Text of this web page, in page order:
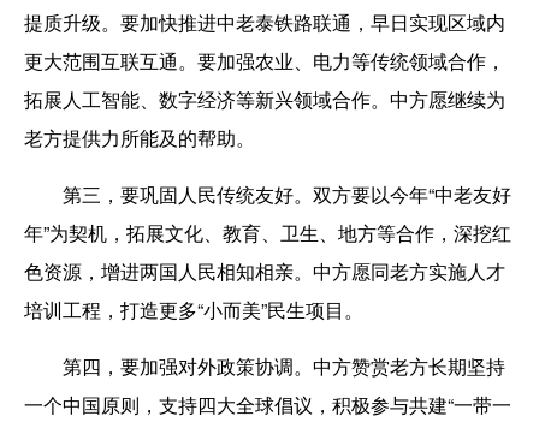
提质升级。要加快推进中老泰铁路联通，早日实现区域内
更大范围互联互通。要加强农业、电力等传统领域合作，
拓展人工智能、数字经济等新兴领域合作。中方愿继续为
老方提供力所能及的帮助。
第三，要巩固人民传统友好。双方要以今年“中老友好
年”为契机，拓展文化、教育、卫生、地方等合作，深挖红
色资源，增进两国人民相知相亲。中方愿同老方实施人才
培训工程，打造更多“小而美”民生项目。
第四，要加强对外政策协调。中方赞赏老方长期坚持
一个中国原则，支持四大全球倡议，积极参与共建“一带一